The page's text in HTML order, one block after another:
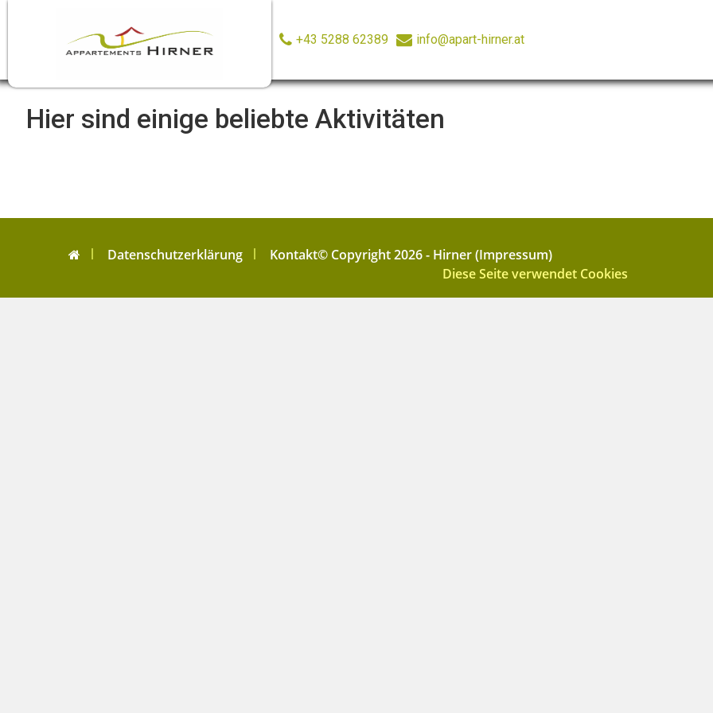
+43 5288 62389 info@apart-hirner.at
Hier sind einige beliebte Aktivitäten
Datenschutzerklärung Kontakt© Copyright 2026 - Hirner (Impressum)
Diese Seite verwendet Cookies